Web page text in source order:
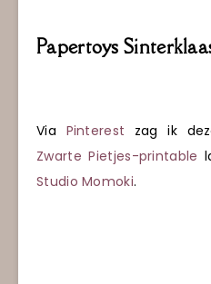
Papertoys
Via Pinterest zag ik
Zwarte Pietjes-printable
Studio Momoki.